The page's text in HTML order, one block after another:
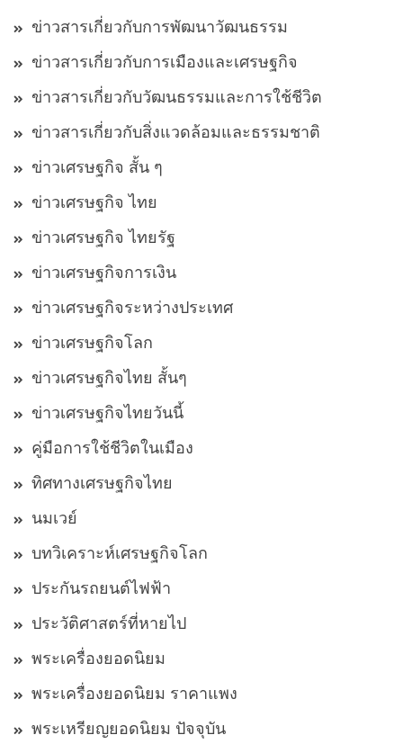
ข่าวสารเกี่ยวกับการพัฒนาวัฒนธรรม
ข่าวสารเกี่ยวกับการเมืองและเศรษฐกิจ
ข่าวสารเกี่ยวกับวัฒนธรรมและการใช้ชีวิต
ข่าวสารเกี่ยวกับสิ่งแวดล้อมและธรรมชาติ
ข่าวเศรษฐกิจ สั้น ๆ
ข่าวเศรษฐกิจ ไทย
ข่าวเศรษฐกิจ ไทยรัฐ
ข่าวเศรษฐกิจการเงิน
ข่าวเศรษฐกิจระหว่างประเทศ
ข่าวเศรษฐกิจโลก
ข่าวเศรษฐกิจไทย สั้นๆ
ข่าวเศรษฐกิจไทยวันนี้
คู่มือการใช้ชีวิตในเมือง
ทิศทางเศรษฐกิจไทย
นมเวย์
บทวิเคราะห์เศรษฐกิจโลก
ประกันรถยนต์ไฟฟ้า
ประวัติศาสตร์ที่หายไป
พระเครื่องยอดนิยม
พระเครื่องยอดนิยม ราคาแพง
พระเหรียญยอดนิยม ปัจจุบัน